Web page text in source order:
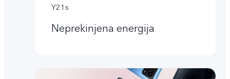
Y21s
Neprekinjena energija